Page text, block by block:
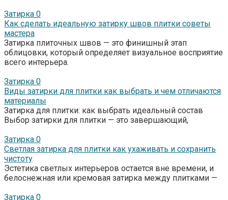
Затирка 0
Как сделать идеальную затирку швов плитки советы
мастера
Затирка плиточных швов — это финишный этап
облицовки, который определяет визуальное восприятие
всего интерьера.
Затирка 0
Виды затирки для плитки как выбрать и чем отличаются
материалы
Затирка для плитки: как выбрать идеальный состав
Выбор затирки для плитки — это завершающий,
Затирка 0
Светлая затирка для плитки как ухаживать и сохранить
чистоту
Эстетика светлых интерьеров остается вне времени, и
белоснежная или кремовая затирка между плитками —
Затирка 0